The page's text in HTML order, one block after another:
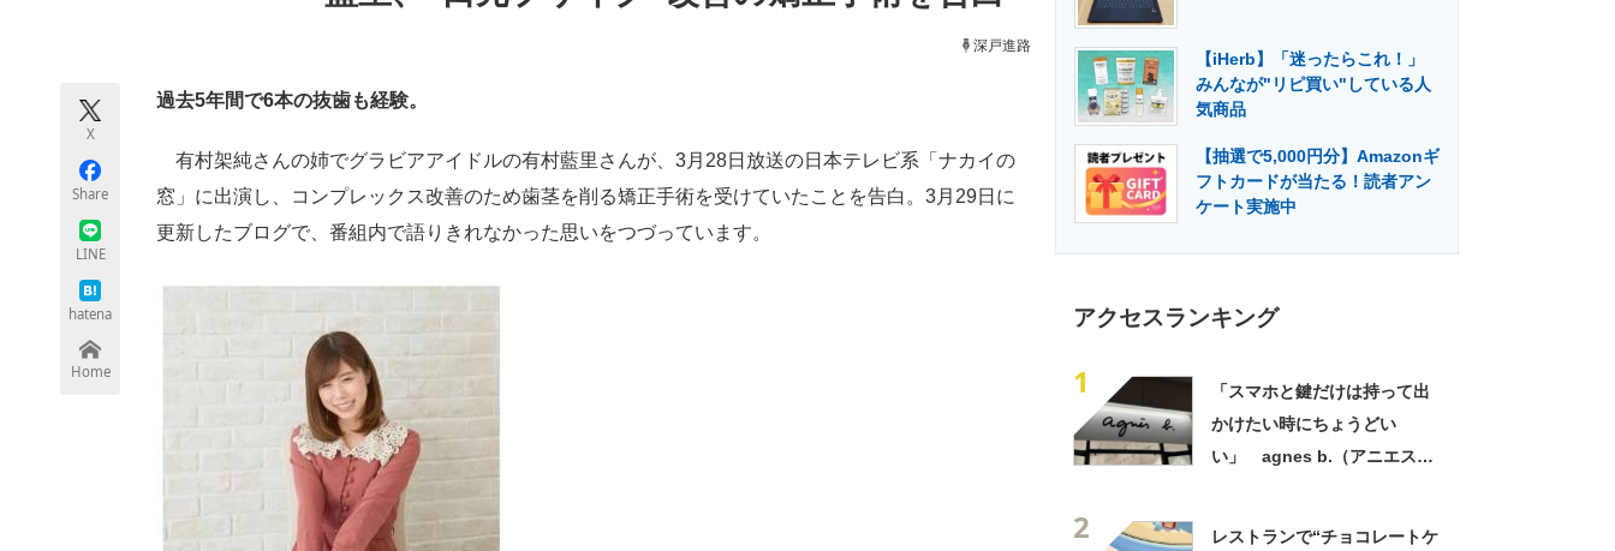
モノづくり技術者専門サイト エネルギーの専門メディア 建設×テクノロジーの最前線
ちょっと気になるネットの話題
深戸進路
X
Share
LINE
hatena
Home
過去5年間で6本の抜歯も経験。
有村架純さんの姉でグラビアアイドルの有村藍里さんが、3月28日放送の日本テレビ系「ナカイの
窓」に出演し、コンプレックス改善のため歯茎を削る矯正手術を受けていたことを告白。3月29日に
更新したブログで、番組内で語りきれなかった思いをつづっています。
【iHerb】「迷ったらこれ！」
みんなが"リピ買い"している人
気商品
【抽選で5,000円分】Amazonギ
フトカードが当たる！読者アン
ケート実施中
アクセスランキング
1
「スマホと鍵だけは持って出
かけたい時にちょうどい
い」 agnes b.（アニエスべ
2
レストランで“チョコレートケ